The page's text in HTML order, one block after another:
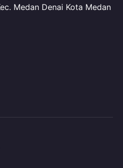
Medan Denai Kota Medan